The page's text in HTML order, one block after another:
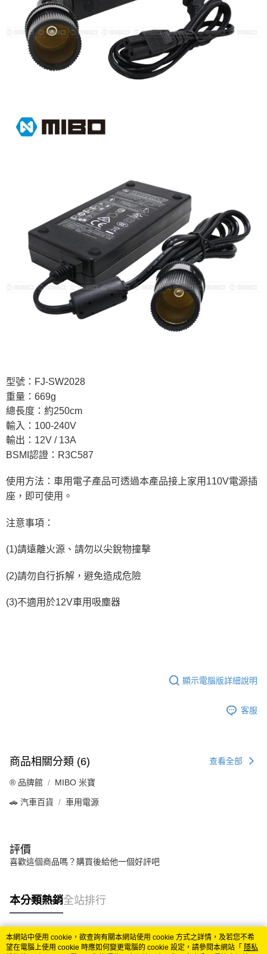
型號：FJ-SW2028
重量：669g
總長度：約250cm
輸入：100-240V
輸出：12V / 13A
BSMI認證：R3C587
使用方法： 車用電子產品可透過本產品接上家用110V電源插
座，即可使用。
注意事項：
(1)請遠離火源、請勿以尖銳物撞擊
(2)請勿自行拆解，避免造成危險
(3)不適用於12V車用吸塵器
顯示電腦版詳細說明
客服
商品相關分類 (6) 查看全部
®️ 品牌館 MIBO 米寶
🚗 汽車百貨 車用電源
評價
喜歡這個商品嗎？購買後給他一個好評吧
本分類熱銷全站排行
熱門標籤
本網站中使用 cookie，欲查詢有關本網站使用 cookie 方式之詳情，及若您不希
望在電腦上使用 cookie 時應如何變更電腦的 cookie 設定，請參閱本網站「 隱私